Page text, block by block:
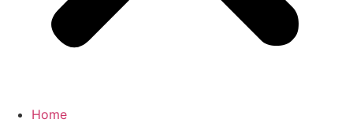
Home